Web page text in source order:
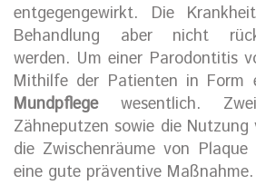
entgegengewirkt. Die
Behandlung aber nicht
werden. Um einer Parodontitis
Mithilfe der Patienten in Form
Mundpflegewesentlich.
Zähneputzen sowie die Nutzung
die Zwischenräume von
eine gute präventive Maßnahme.